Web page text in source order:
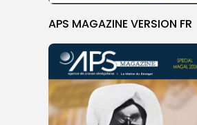
APS MAGAZINE VERSION FR